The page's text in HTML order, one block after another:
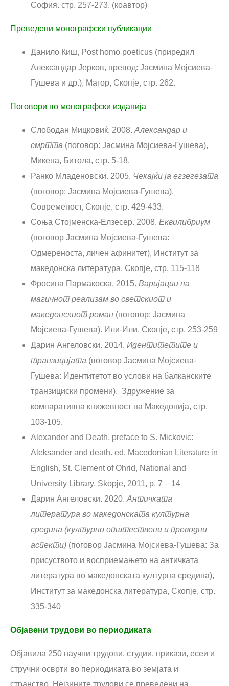
София. стр. 257-273. (коавтор)
Преведени монографски публикации
Данило Киш, Post homo poeticus (приредил
Александар Јерков, превод: Јасмина Мојсиева-
Гушева и др.), Магор, Скопје, стр. 262.
Поговори во монографски изданија
Слободан Мицковиќ. 2008. Александар и
смртта (поговор: Јасмина Мојсиева-Гушева),
Микена, Битола, стр. 5-18.
Ранко Младеновски. 2005. Чекајќи ја егзегезата
(поговор: Јасмина Мојсиева-Гушева),
Современост, Скопје, стр. 429-433.
Соња Стојменска-Елзесер. 2008. Еквилибриум
(поговор Јасмина Мојсиева-Гушева:
Одмереноста, личен афинитет), Институт за
македонска литература, Скопје, стр. 115-118
Фросина Пармакоскa. 2015. Варијации на
магичнот реализам вo светскиот и
македонскиот роман (поговор: Јасмина
Мојсиева-Гушева). Или-Или. Скопје, стр. 253-259
Дарин Ангеловски. 2014. Идентитетите и
транзицијата (поговор Јасмина Мојсиева-
Гушева: Идентитетот во услови на балканските
транзициски промени). Здружение за
компаративна книжевност на Македонија, стр.
103-105.
Alexander and Death, preface to S. Mickovic:
Aleksander and death. ed. Macedonian Literature in
English, St. Clement of Ohrid, National and
University Library, Skopje, 2011, p. 7 – 14
Дарин Ангеловски. 2020. Античката
литература во македонската културна
средина (културно општествени и преводни
аспекти) (поговор Јасмина Мојсиева-Гушева: За
присуството и восприемањето на античката
литература во македонската културна средина),
Институт за македонска литература, Скопје, стр.
335-340
Објавени трудови во периодиката
Објавила 250 научни трудови, студии, прикази, есеи и
стручни осврти во периодиката во земјата и
странство. Нејзините трудови се преведени на